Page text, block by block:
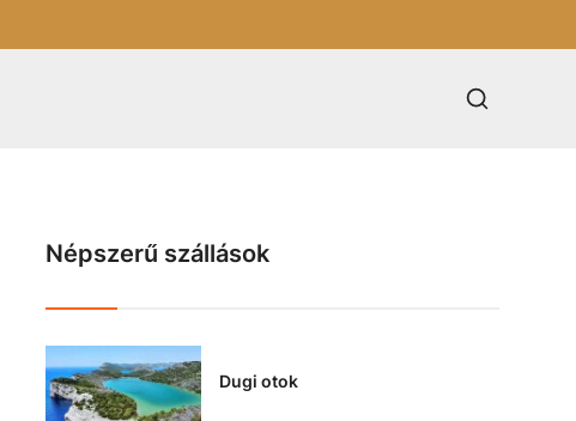
Népszerű szállások
Dugi otok